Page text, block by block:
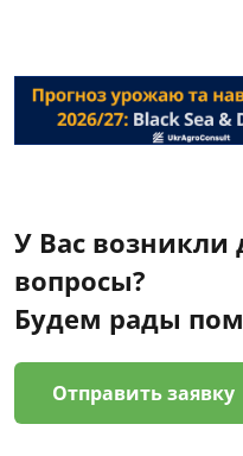
У Вас
вопросы?
Будем рады
Отправить заявку